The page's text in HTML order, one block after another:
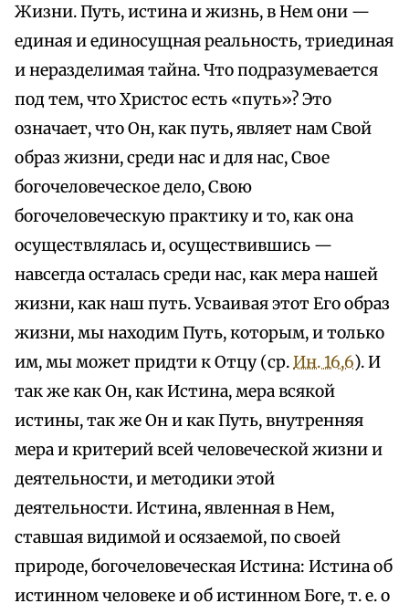
Жизни. Путь, истина и жизнь, в Нем они —
единая и единосущная реальность, триединая
и неразделимая тайна. Что подразумевается
под тем, что Христос есть «путь»? Это
означает, что Он, как путь, являет нам Свой
образ жизни, среди нас и для нас, Свое
богочеловеческое дело, Свою
богочеловеческую практику и то, как она
осуществлялась и, осуществившись —
навсегда осталась среди нас, как мера нашей
жизни, как наш путь. Усваивая этот Его образ
жизни, мы находим Путь, которым, и только
им, мы может придти к Отцу (ср.Ин. 16,6). И
так же как Он, как Истина, мера всякой
истины, так же Он и как Путь, внутренняя
мера и критерий всей человеческой жизни и
деятельности, и методики этой
деятельности. Истина, явленная в Нем,
ставшая видимой и осязаемой, по своей
природе, богочеловеческая Истина: Истина об
истинном человеке и об истинном Боге, т. е. о